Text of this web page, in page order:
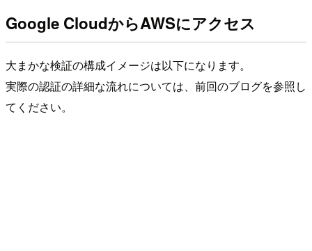
Google CloudからAWSにアクセス
大まかな検証の構成イメージは以下になります。
実際の認証の詳細な流れについては、前回のブログを参照し
てください。